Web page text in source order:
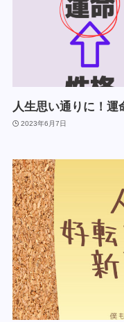
人生思い通りに！運
2023年6月7日